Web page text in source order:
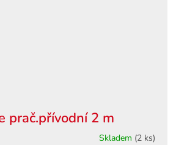
prač.přívodní 2 m
Skladem (2 ks)